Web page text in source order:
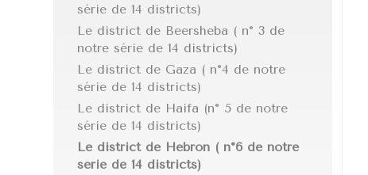
série de 14 districts)
Le district de Beersheba ( n° 3 de
notre série de 14 districts)
Le district de Gaza ( n°4 de notre
série de 14 districts)
Le district de Haifa (n° 5 de notre
série de 14 districts)
Le district de Hebron ( n°6 de notre
série de 14 districts)